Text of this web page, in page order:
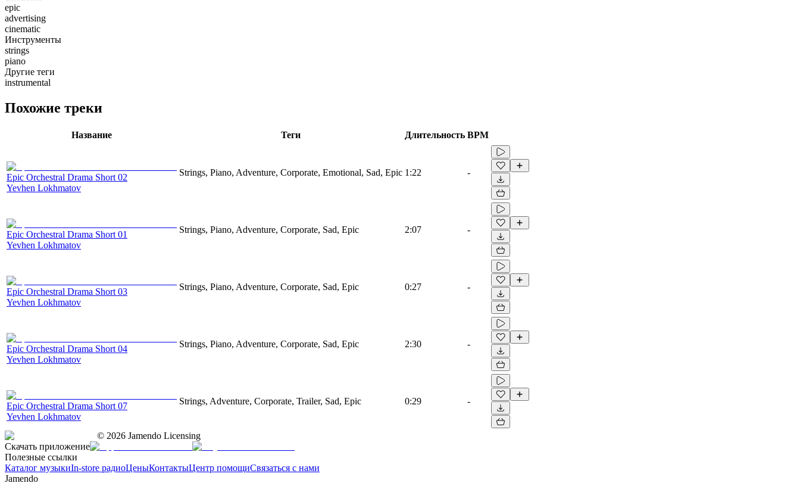
epic
advertising
cinematic
Инструменты
strings
piano
Другие теги
instrumental
Похожие треки
Название Теги Длительность BPM
Epic Orchestral Drama Short 02
Yevhen Lokhmatov
Strings, Piano, Adventure, Corporate, Emotional, Sad, Epic 1:22 -
Epic Orchestral Drama Short 01
Yevhen Lokhmatov
Strings, Piano, Adventure, Corporate, Sad, Epic 2:07 -
Epic Orchestral Drama Short 03
Yevhen Lokhmatov
Strings, Piano, Adventure, Corporate, Sad, Epic 0:27 -
Epic Orchestral Drama Short 04
Yevhen Lokhmatov
Strings, Piano, Adventure, Corporate, Sad, Epic 2:30 -
Epic Orchestral Drama Short 07
Yevhen Lokhmatov
Strings, Adventure, Corporate, Trailer, Sad, Epic 0:29 -
© 2026 Jamendo Licensing
Скачать приложение
Полезные ссылки
Каталог музыкиIn-store радиоЦеныКонтактыЦентр помощиСвязаться с нами
Jamendo